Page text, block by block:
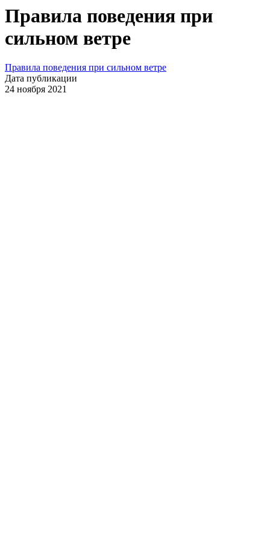
Правила поведения при
сильном ветре
Правила поведения при сильном ветре
Дата публикации
24 ноября 2021